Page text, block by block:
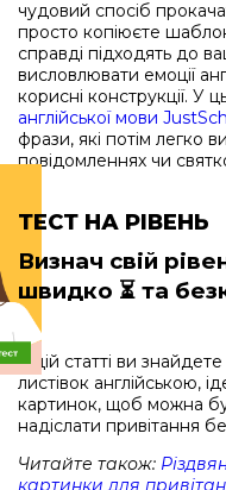
чудовий спосіб
просто копіюєте
справді підходять до
висловлювати емоції
корисні конструкції. У
англійської мови
фрази, які потім легко
повідомленнях чи
ТЕСТ НА РІВЕНЬ
Визнач свій
швидко ⏳ та
У цій статті ви
листівок англійською,
картинок, щоб можна
надіслати привітання
Читайте також:
картинки для